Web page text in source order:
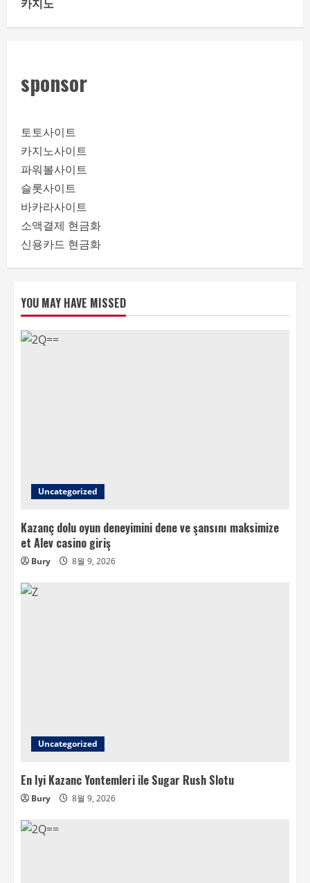
sponsor
토토사이트
카지노사이트
파워볼사이트
슬롯사이트
바카라사이트
소액결제 현금화
신용카드 현금화
YOU MAY HAVE MISSED
Uncategorized
Kazanç dolu oyun deneyimini dene ve şansını maksimize
et Alev casino giriş
Bury 8월 9, 2026
Uncategorized
En Iyi Kazanc Yontemleri ile Sugar Rush Slotu
Bury 8월 9, 2026